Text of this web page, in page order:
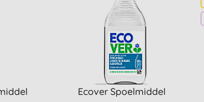
Ecover Spoelmiddel